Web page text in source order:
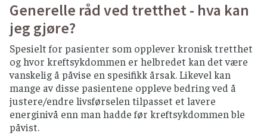
Generelle råd ved tretthet - hva kan
jeg gjøre?
Spesielt for pasienter som opplever kronisk tretthet
og hvor kreftsykdommen er helbredet kan det være
vanskelig å påvise en spesifikk årsak. Likevel kan
mange av disse pasientene oppleve bedring ved å
justere/endre livsførselen tilpasset et lavere
energinivå enn man hadde før kreftsykdommen ble
påvist.